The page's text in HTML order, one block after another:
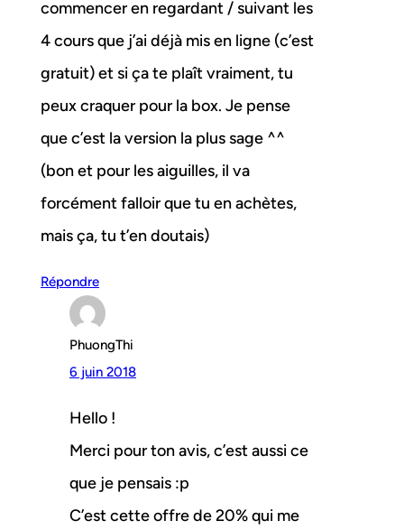
commencer en regardant / suivant les
4 cours que j’ai déjà mis en ligne (c’est
gratuit) et si ça te plaît vraiment, tu
peux craquer pour la box. Je pense
que c’est la version la plus sage ^^
(bon et pour les aiguilles, il va
forcément falloir que tu en achètes,
mais ça, tu t’en doutais)
Répondre
PhuongThi
6 juin 2018
Hello !
Merci pour ton avis, c’est aussi ce
que je pensais :p
C’est cette offre de 20% qui me